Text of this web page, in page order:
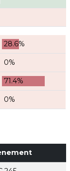
28.6%
0%
71.4%
0%